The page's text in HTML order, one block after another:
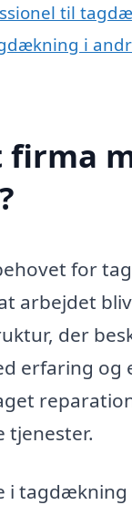
til
i
firma
for
arbejdet
der
erfaring og
tjenester.
i